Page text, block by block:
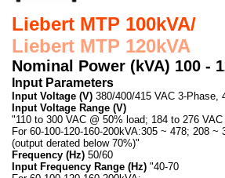
Liebert MTP 100kVA/
Liebert MTP 120kVA
Nominal Power (kVA) 100 -
Input Parameters
Input Voltage (V) 380/400/415 VAC 3-Phase,
Input Voltage Range (V)
"110 to 300 VAC @ 50% load; 184 to 276
For 60-100-120-160-200kVA:305 ~ 478; 208 ~
(output derated below 70%)"
Frequency (Hz) 50/60
Input Frequency Range (Hz) "40-70